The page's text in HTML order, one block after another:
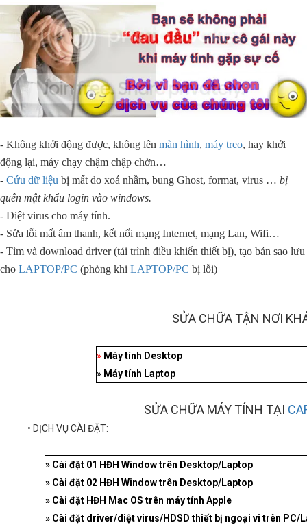
- Không khởi động được, không lên màn hình, máy treo, hay khởi
động lại, máy chạy chậm chập chờn…
- Cứu dữ liệu bị mất do xoá nhầm, bung Ghost, format, virus … bị
quên mật khẩu login vào windows.
- Diệt virus cho máy tính.
- Sửa lỗi mất âm thanh, kết nối mạng Internet, mạng Lan, Wifi…
- Tìm và download driver (tải trình điều khiển thiết bị), tạo bản sao lưu
cho LAPTOP/PC (phòng khi LAPTOP/PC bị lỗi)
SỬA CHỮA TẬN NƠI
» Máy tính Desktop
» Máy tính Laptop
SỬA CHỮA MÁY TÍNH TẠI
• DỊCH VỤ CÀI ĐẶT:
» Cài đặt 01 HĐH Window trên Desktop/Laptop
» Cài đặt 02 HĐH Window trên Desktop/Laptop
» Cài đặt HĐH Mac OS trên máy tính Apple
» Cài đặt driver/diệt virus/HDSD thiết bị ngoại vi trên PC/